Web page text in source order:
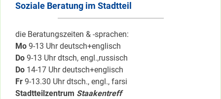
Soziale Beratung im Stadtteil
die Beratungszeiten & -sprachen:
Mo 9-13 Uhr deutsch+englisch
Do 9-13 Uhr dtsch, engl.,russisch
Do 14-17 Uhr deutsch+englisch
Fr 9-13.30 Uhr dtsch., engl., farsi
Stadtteilzentrum Staakentreff